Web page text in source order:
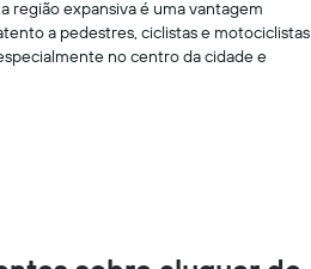
região expansiva é uma vantagem
a pedestres, ciclistas e motociclistas
no centro da cidade e